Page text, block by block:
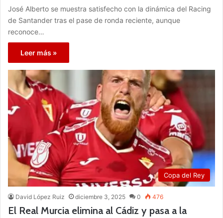
José Alberto se muestra satisfecho con la dinámica del Racing
de Santander tras el pase de ronda reciente, aunque
reconoce…
Leer más »
Copa del Rey
David López Ruiz diciembre 3, 2025 0 476
El Real Murcia elimina al Cádiz y pasa a la